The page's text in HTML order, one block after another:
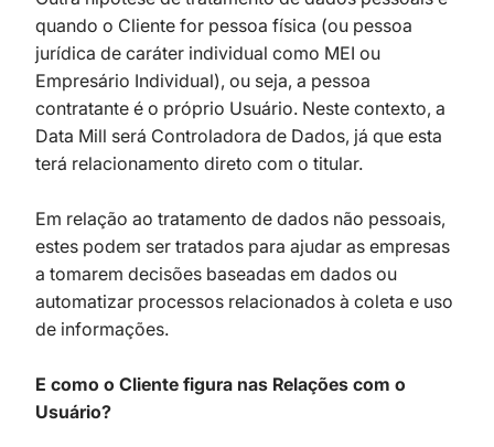
quando o Cliente for pessoa física (ou pessoa
jurídica de caráter individual como MEI ou
Empresário Individual), ou seja, a pessoa
contratante é o próprio Usuário. Neste contexto, a
Data Mill será Controladora de Dados, já que esta
terá relacionamento direto com o titular.
Em relação ao tratamento de dados não pessoais,
estes podem ser tratados para ajudar as empresas
a tomarem decisões baseadas em dados ou
automatizar processos relacionados à coleta e uso
de informações.
E como o Cliente figura nas Relações com o
Usuário?